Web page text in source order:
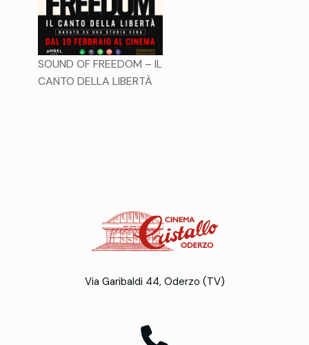
SOUND OF FREEDOM – IL
CANTO DELLA LIBERTÀ
Via Garibaldi 44, Oderzo (TV)